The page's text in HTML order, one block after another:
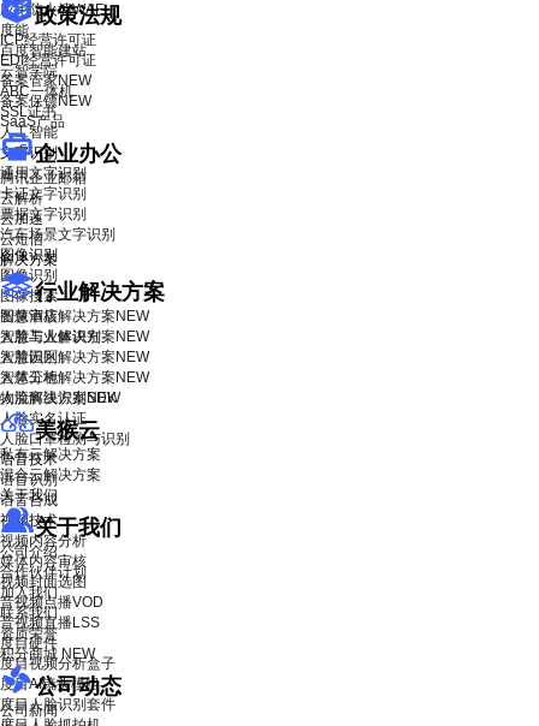
政策法规
ICP经营许可证
EDI经营许可证
备案管家NEW
备案保镖NEW
SaaS产品
企业办公
腾讯企业邮箱
云解析
云加速
云短信
解决方案
行业解决方案
智慧酒店解决方案 NEW
智慧工业解决方案 NEW
智慧园区解决方案 NEW
智慧工地解决方案 NEW
物流解决方案NEW
美猴云
私有云解决方案
混合云解决方案
关于我们
关于我们
公司介绍
合作伙伴计划
加入我们
联系我们
资质荣誉
积分商城 NEW
公司动态
公司新闻
应用防火墙WAF
度能
百度智能建站
云智学院
ABC一体机
SSL证书
人工智能
文字识别
通用文字识别
卡证文字识别
票据文字识别
汽车场景文字识别
图像识别
图像识别
图像搜索
图像审核
人脸与人体识别
人脸识别
人体分析
人脸离线识别SDK
人脸实名认证
人脸口罩检测与识别
语音技术
语音识别
语音合成
视频技术
视频内容分析
媒体内容审核
视频封面选图
音视频点播VOD
音视频直播LSS
度目硬件
度目视频分析盒子
度目AI镜头模组
度目人脸识别套件